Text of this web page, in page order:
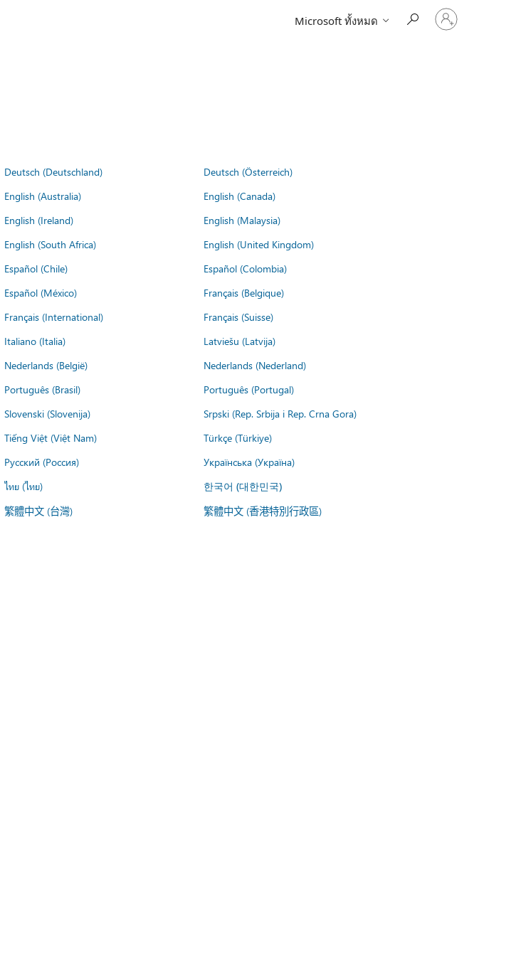
Microsoft ทั้งหมด
ลงชื่อ
เข้า
Deutsch (Deutschland)
Deutsch (Österreich)
English (Australia)
English (Canada)
English (Ireland)
English (Malaysia)
English (South Africa)
English (United Kingdom)
Español (Chile)
Español (Colombia)
Español (México)
Français (Belgique)
Français (International)
Français (Suisse)
Italiano (Italia)
Latviešu (Latvija)
Nederlands (België)
Nederlands (Nederland)
Português (Brasil)
Português (Portugal)
Slovenski (Slovenija)
Srpski (Rep. Srbija i Rep. Crna Gora)
Tiếng Việt (Việt Nam)
Türkçe (Türkiye)
Русский (Россия)
Українська (Україна)
ไทย (ไทย) 한국어 (대한민국)
繁體中文 (台灣) 繁體中文 (香港特別行政區)